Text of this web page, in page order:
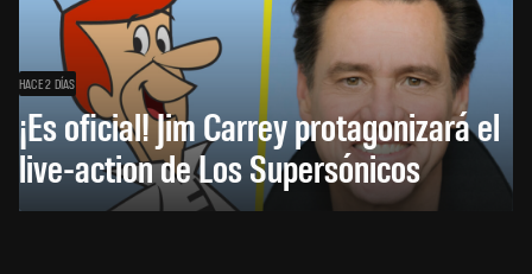
HACE 2 DÍAS
¡Es oficial! Jim Carrey protagonizará el
live-action de Los Supersónicos